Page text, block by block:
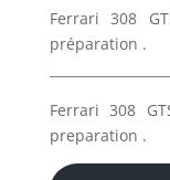
Ferrari 308
préparation .
Ferrari 308
preparation .